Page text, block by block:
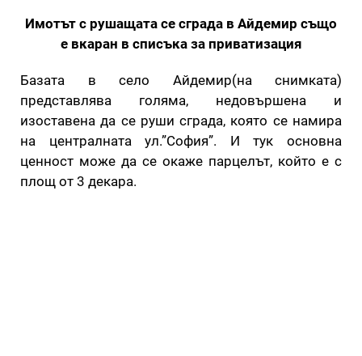
Имотът с рушащата се сграда в Айдемир също
е вкаран в списъка за приватизация
Базата в село Айдемир(на снимката)
представлява голяма, недовършена и
изоставена да се руши сграда, която се намира
на централната ул.”София”. И тук основна
ценност може да се окаже парцелът, който е с
площ от 3 декара.